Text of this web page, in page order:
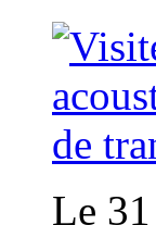
Le